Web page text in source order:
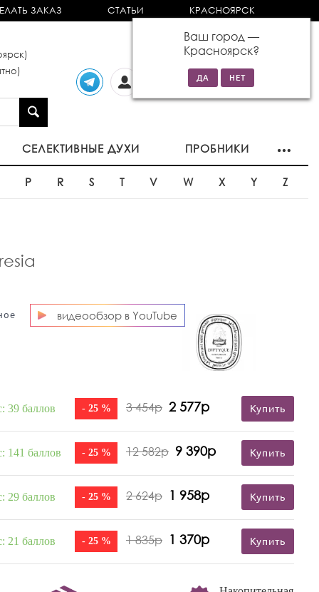
ЗАКАЗ СТАТЬИ КРАСНОЯРСК
Ваш город —
Красноярск?
0 товаров
на сумму 0р
СЕЛЕКТИВНЫЕ ДУХИ ПРОБНИКИ
P R S T V W X Y Z
видеообзор в YouTube
39 баллов - 25 % 3 454р 2 577р Купить
141 баллов - 25 % 12 582р 9 390р Купить
29 баллов - 25 % 2 624р 1 958р Купить
21 баллов - 25 % 1 835р 1 370р Купить